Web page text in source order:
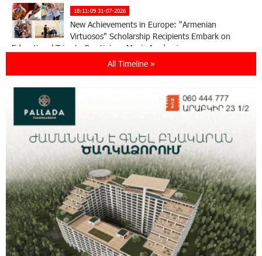
18:11:09 31-07-2026
New Achievements in Europe: "Armenian
Virtuosos" Scholarship Recipients Embark on
Educational Trips to Prestigious Music Academies
Rate.Trading Platform at Seaside Startup
Summit: IDBank Introduces an Innovative
Solution
14:34:49 29-07-2026
Khachaturian Rooftop Grand Opening
Supported by IDBank
11:59:57 28-07-2026
Ucom’s Sales and Service Center Reopens at
24/2 Shahumyan Street in Ararat
All Timeline »